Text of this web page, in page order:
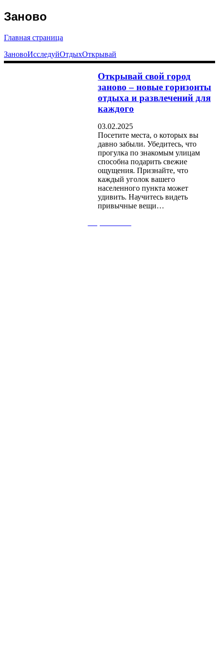
Заново
Главная страница
ЗановоИсследуйОтдыхОткрывай
Открывай свой город
заново – новые горизонты
отдыха и развлечений для
каждого
03.02.2025
Посетите места, о которых вы
давно забыли. Убедитесь, что
прогулка по знакомым улицам
способна подарить свежие
ощущения. Признайте, что
каждый уголок вашего
населенного пункта может
удивить. Научитесь видеть
привычные вещи…